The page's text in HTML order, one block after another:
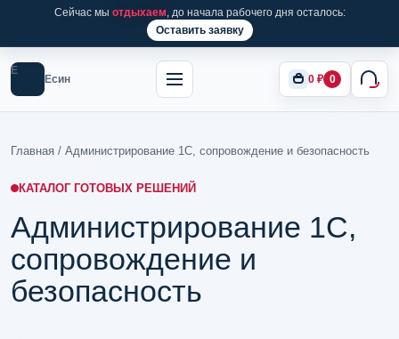
Сейчас мы отдыхаем, до начала рабочего дня осталось:
Оставить заявку
Е
Есин 0 ₽ 0
Главная / Администрирование 1С, сопровождение и безопасность
КАТАЛОГ ГОТОВЫХ РЕШЕНИЙ
Администрирование 1С,
сопровождение и
безопасность